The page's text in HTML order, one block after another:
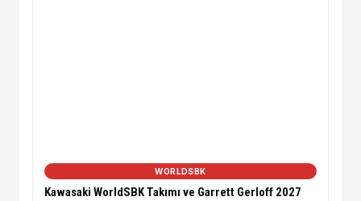
WORLDSBK
Kawasaki WorldSBK Takımı ve Garrett Gerloff 2027